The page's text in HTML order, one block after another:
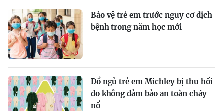
Bảo vệ trẻ em trước nguy cơ dịch
bệnh trong năm học mới
Đồ ngủ trẻ em Michley bị thu hồi
do không đảm bảo an toàn cháy
nổ